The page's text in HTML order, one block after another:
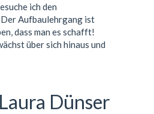
ich den
Aufbaulehrgang ist
dass man es schafft!
über sich hinaus und
Laura Dünser